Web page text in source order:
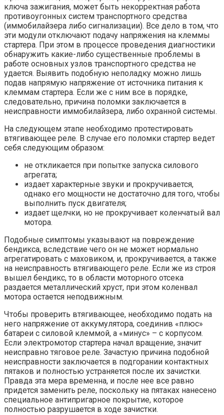
ключа зажигания, может быть некорректная работа
противоугонных систем транспортного средства
(иммобилайзера либо сигнализации). Все дело в том, что
эти модули отключают подачу напряжения на клеммы
стартера. При этом в процессе проведения диагностики
обнаружить какие-либо существенные проблемы в
работе основных узлов транспортного средства не
удается. Выявить подобную неполадку можно лишь
подав напрямую напряжение от источника питания к
клеммам стартера. Если же с ним все в порядке,
следовательно, причина поломки заключается в
неисправности иммобилайзера, либо охранной системы.
На следующем этапе необходимо протестировать
втягивающее реле. В случае его поломки стартер ведет
себя следующим образом:
не откликается при попытке запуска силового
агрегата;
издает характерные звуки и прокручивается,
однако его мощности не достаточно для того, чтобы
выполнить пуск двигателя;
издает щелчки, но не прокручивает коленчатый вал
мотора.
Подобные симптомы указывают на повреждение
бендикса, вследствие чего он не может нормально
агрегатировать с маховиком, и, прокручивается, а также
на неисправность втягивающего реле. Если же из строя
вышел бендикс, то в области моторного отсека
раздается металлический хруст, при этом коленвал
мотора остается неподвижным.
Чтобы проверить втягивающее, необходимо подать на
него напряжение от аккумулятора, соединив «плюс»
батареи с силовой клеммой, а «минус» – с корпусом.
Если электромотор стартера начал вращение, значит
неисправно тяговое реле. Зачастую причина подобной
неисправности заключается в подгорании контактных
пятаков и полностью устраняется после их зачистки.
Правда эта мера временна, и после нее все равно
придется заменить реле, поскольку на пятаках нанесено
специальное антипригарное покрытие, которое
полностью разрушается в ходе зачистки.